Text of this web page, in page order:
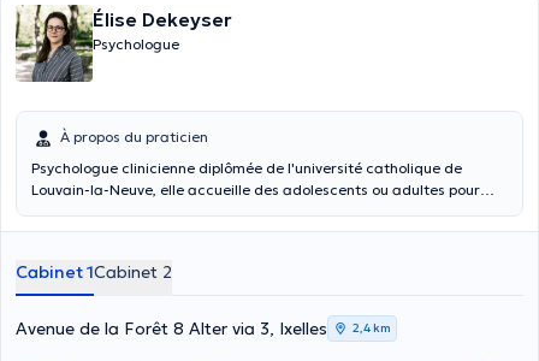
Élise Dekeyser
Psychologue
À propos du praticien
Psychologue clinicienne diplômée de l'université catholique de
Louvain-la-Neuve, elle accueille des adolescents ou adultes pour
leur apporter les meilleures solutions possibles (Estime de soi,
relationnelles, Stress et difficultés liées au travail, Troubles
émotionnels liés à l’anxiété, Syndrome post-traumatique (perte,
deuil, victime de violence…), EMDR, épuisement parental, charge
mentale, affects de tristesse et syndrome dépressif).
Cabinet 1Cabinet 2
Avenue de la Forêt 8 Alter via 3, Ixelles 2,4 km